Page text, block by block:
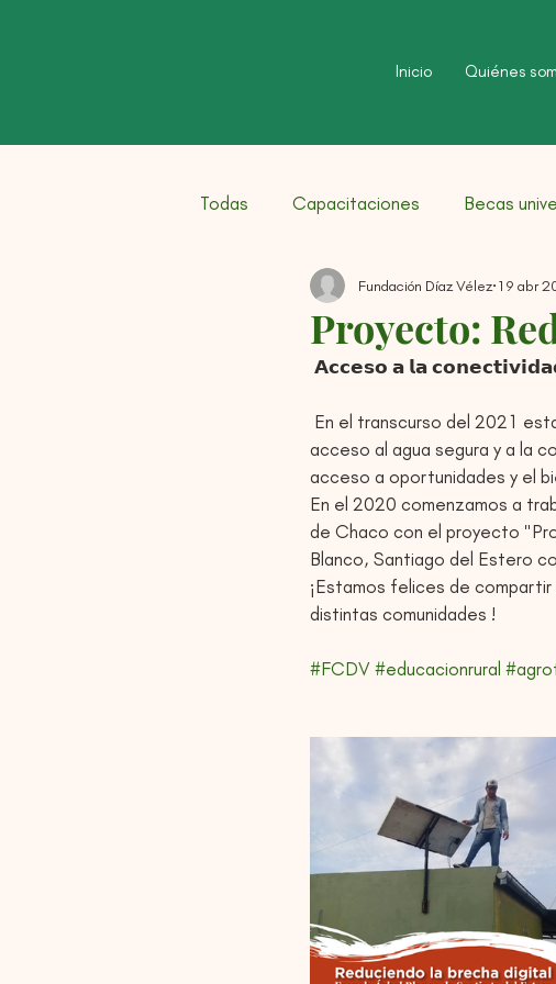
Inicio Quiénes
Todas Capacitaciones Becas
Proyecto:
Fundación Díaz Vélez 19 abr
𝗔𝗰𝗰𝗲𝘀𝗼 𝗮 𝗹𝗮
acceso al agua segura y a la
acceso a oportunidades y el
En el 2020 comenzamos a
de Chaco con el proyecto
Blanco, Santiago del Estero
¡Estamos felices de
distintas comunidades !
#FCDV#educacionrural